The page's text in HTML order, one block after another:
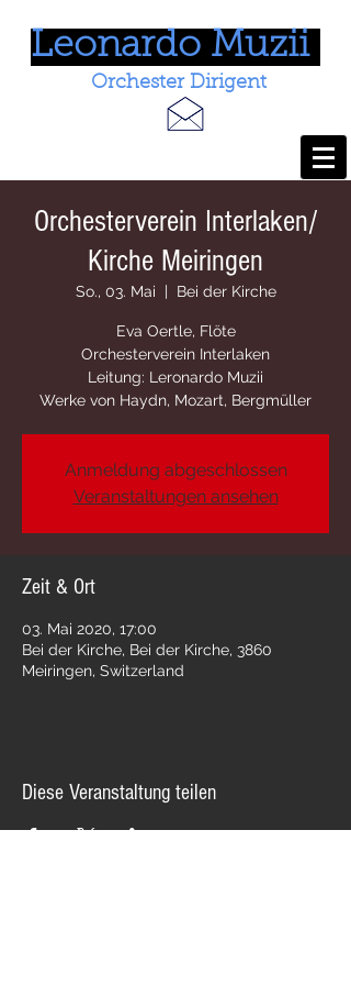
Leonardo Muzii
Orchester Dirigent
Orchesterverein Interlaken/
Kirche Meiringen
So., 03. Mai
  |
Bei der Kirche
Eva Oertle, Flöte
Orchesterverein Interlaken
Leitung: Leronardo Muzii
Werke von Haydn, Mozart, Bergmüller
Anmeldung abgeschlossen
Veranstaltungen ansehen
Zeit & Ort
03. Mai 2020, 17:00
Bei der Kirche, Bei der Kirche, 3860
Meiringen, Switzerland
Diese Veranstaltung teilen